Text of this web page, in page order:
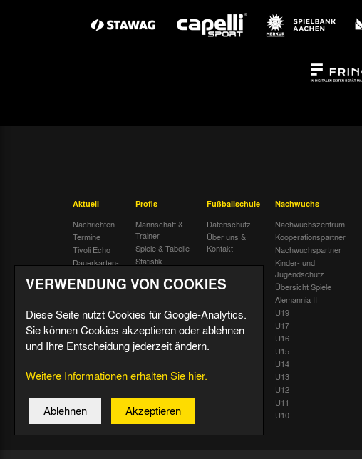
Aktuell
Nachrichten
Termine
Tivoli Echo
Dauerkarten-
Radiostream
Profis
Mannschaft &
Trainer
Spiele & Tabelle
Statistik
Geburtstage
Fußballschule
Datenschutz
Über uns &
Kontakt
Nachwuchs
Nachwuchszentrum
Kooperationspartner
Nachwuchspartner
Kinder- und
Jugendschutz
Übersicht Spiele
Alemannia II
U19
U17
U16
U15
U14
U13
U12
U11
U10
VERWENDUNG VON COOKIES
Diese Seite nutzt Cookies für Google-Analytics.
Sie können Cookies akzeptieren oder ablehnen
und Ihre Entscheidung jederzeit ändern.
Weitere Informationen erhalten Sie hier.
Ablehnen Akzeptieren